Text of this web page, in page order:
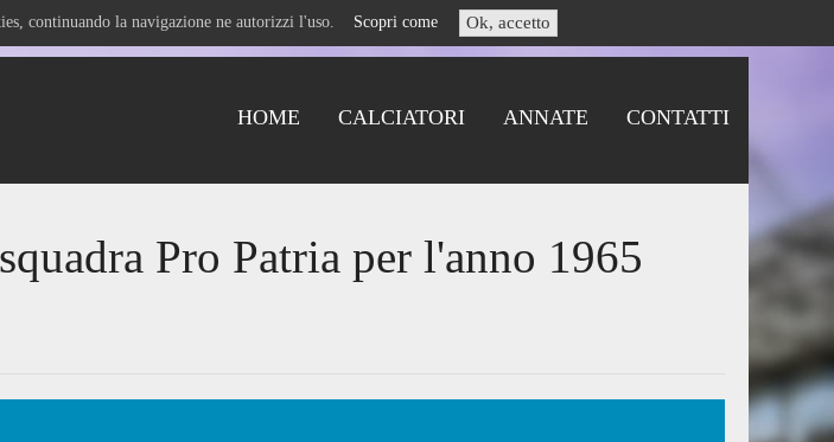
continuando la navigazione ne autorizzi l'uso. Scopri come Ok, accetto
HOME CALCIATORI ANNATE CONTATTI
Pro Patria per l'anno 1965